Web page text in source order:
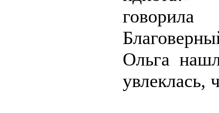
Ольга
увлеклась,